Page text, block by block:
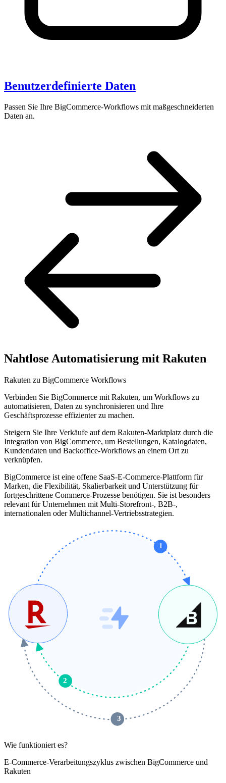
Benutzerdefinierte Daten
Passen Sie Ihre BigCommerce-Workflows mit maßgeschneiderten
Daten an.
Nahtlose Automatisierung mit Rakuten
Rakuten zu BigCommerce Workflows
Verbinden Sie BigCommerce mit Rakuten, um Workflows zu
automatisieren, Daten zu synchronisieren und Ihre
Geschäftsprozesse effizienter zu machen.
Steigern Sie Ihre Verkäufe auf dem Rakuten-Marktplatz durch die
Integration von BigCommerce, um Bestellungen, Katalogdaten,
Kundendaten und Backoffice-Workflows an einem Ort zu
verknüpfen.
BigCommerce ist eine offene SaaS-E-Commerce-Plattform für
Marken, die Flexibilität, Skalierbarkeit und Unterstützung für
fortgeschrittene Commerce-Prozesse benötigen. Sie ist besonders
relevant für Unternehmen mit Multi-Storefront-, B2B-,
internationalen oder Multichannel-Vertriebsstrategien.
1
2
3
Wie funktioniert es?
E-Commerce-Verarbeitungszyklus zwischen BigCommerce und
Rakuten